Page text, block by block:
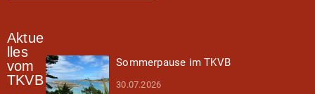
Aktue
lles
vom
TKVB
Sommerpause im TKVB
30.07.2026